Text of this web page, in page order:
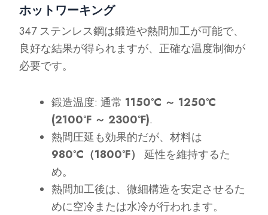
ホットワーキング
347 ステンレス鋼は鍛造や熱間加工が可能で、
良好な結果が得られますが、正確な温度制御が
必要です。
鍛造温度: 通常 1150°C ～ 1250°C
(2100°F ～ 2300°F).
熱間圧延も効果的だが、材料は
980°C（1800°F）
延性を維持するた
め。
熱間加工後は、微細構造を安定させるた
めに空冷または水冷が行われます。